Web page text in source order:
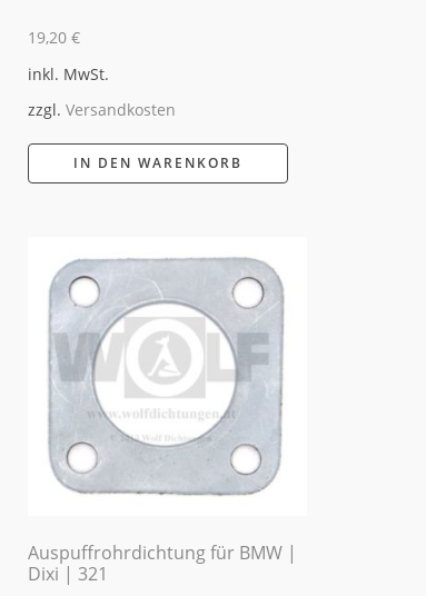
19,20€
inkl. MwSt.
zzgl.Versandkosten
IN DEN WARENKORB
Auspuffrohrdichtung für BMW |
Dixi | 321